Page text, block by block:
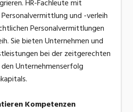
HR-Fachleute mit
und -verleih
Personalvermittlungen
Sie bieten Unternehmen und
bei der zeitgerechten
Unternehmenserfolg
Kompetenzen